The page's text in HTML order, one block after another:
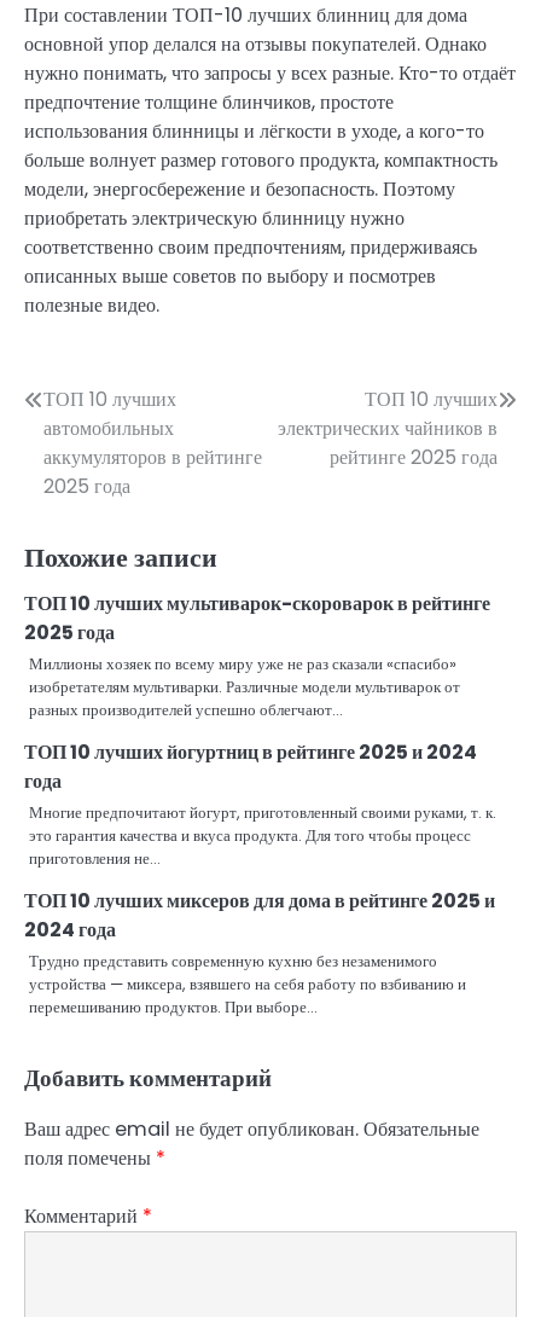
При составлении ТОП-10 лучших блинниц для дома
основной упор делался на отзывы покупателей. Однако
нужно понимать, что запросы у всех разные. Кто-то отдаёт
предпочтение толщине блинчиков, простоте
использования блинницы и лёгкости в уходе, а кого-то
больше волнует размер готового продукта, компактность
модели, энергосбережение и безопасность. Поэтому
приобретать электрическую блинницу нужно
соответственно своим предпочтениям, придерживаясь
описанных выше советов по выбору и посмотрев
полезные видео.
Навигация
по
записям
ТОП 10 лучших
автомобильных
аккумуляторов в рейтинге
2025 года
ТОП 10 лучших
электрических чайников в
рейтинге 2025 года
Похожие записи
ТОП 10 лучших мультиварок-скороварок в рейтинге
2025 года
Миллионы хозяек по всему миру уже не раз сказали «спасибо»
изобретателям мультиварки. Различные модели мультиварок от
разных производителей успешно облегчают…
ТОП 10 лучших йогуртниц в рейтинге 2025 и 2024
года
Многие предпочитают йогурт, приготовленный своими руками, т. к.
это гарантия качества и вкуса продукта. Для того чтобы процесс
приготовления не…
ТОП 10 лучших миксеров для дома в рейтинге 2025 и
2024 года
Трудно представить современную кухню без незаменимого
устройства — миксера, взявшего на себя работу по взбиванию и
перемешиванию продуктов. При выборе…
Добавить комментарий
Ваш адрес email не будет опубликован.Обязательные
поля помечены *
Комментарий *